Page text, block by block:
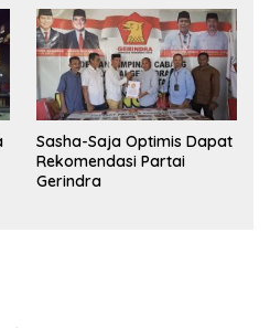
Sasha-Saja Optimis Dapat
Rekomendasi Partai
Gerindra